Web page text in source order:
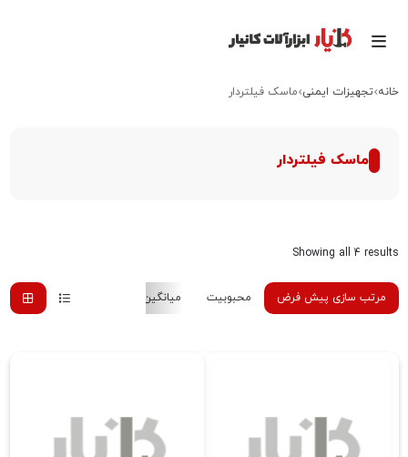
خانه تجهیزات ایمنی ماسک فیلتردار
ماسک فیلتردار
Showing all 4 results
مرتب سازی پیش فرض محبوبیت میانگین رتبه جدیدترین